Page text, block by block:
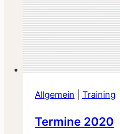
Allgemein Training
Termine 2020